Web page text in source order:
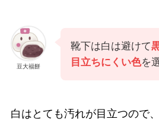
豆大福餅
靴下は白は避けて
目立ちにくい色を
白はとても汚れが目立つので